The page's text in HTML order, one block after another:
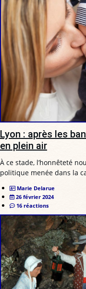
Lyon : après les
en plein air
À ce stade, l’honnêteté
politique menée dans la
Marie Delarue
26 février 2024
16 réactions